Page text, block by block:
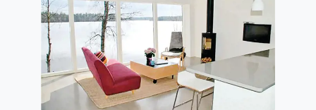
sammeln.
Wenn Sie von Ruhe und Nähe zu Natur und Wassser,
sind Sie hier genau richtig.
Hinweis: Das Ferienhaus eignet sich für Familien,